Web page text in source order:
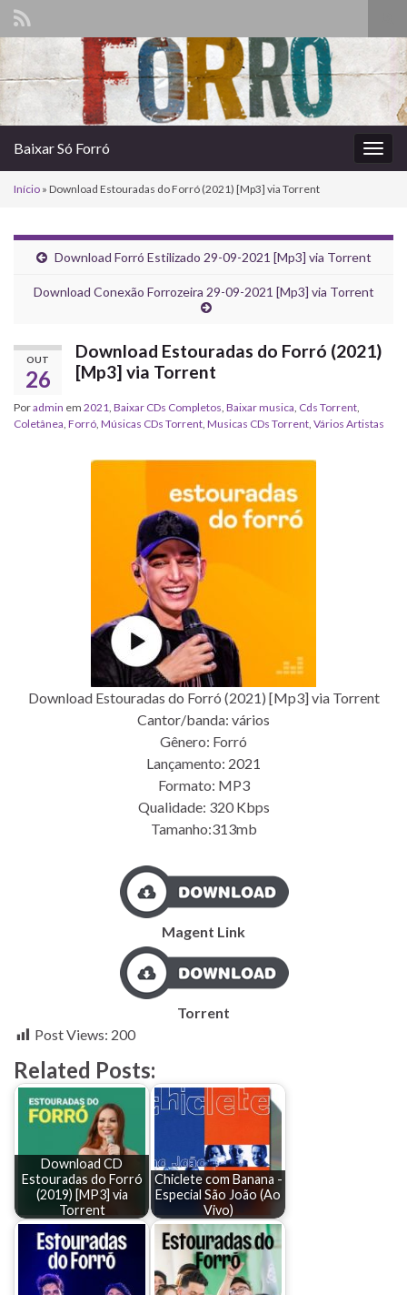
Search for:
Baixar Só Forró
Início » Download Estouradas do Forró (2021) [Mp3] via Torrent
Download Forró Estilizado 29-09-2021 [Mp3] via Torrent
Download Conexão Forrozeira 29-09-2021 [Mp3] via Torrent
OUT
26
Download Estouradas do Forró (2021)
[Mp3] via Torrent
Poradmin em 2021 Baixar CDs Completos Baixar musica Cds Torrent
Coletânea Forró ‎Músicas CDs Torrent ‎Musicas CDs Torrent Vários Artistas
Download Estouradas do Forró (2021) [Mp3] via Torrent
Cantor/banda: vários
Gênero: Forró
Lançamento: 2021
Formato: MP3
Qualidade: 320 Kbps
Tamanho:313mb
Magent Link
Torrent
Post Views: 200
Related Posts:
Download CD
Estouradas do Forró
(2019) [MP3] via
Torrent
Chiclete com Banana -
Especial São João (Ao
Vivo)